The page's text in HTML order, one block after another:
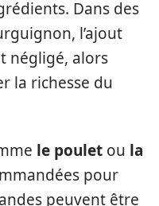
Dans des
l’ajout
négligé, alors
la richesse du
le poulet ou la
pour
peuvent être